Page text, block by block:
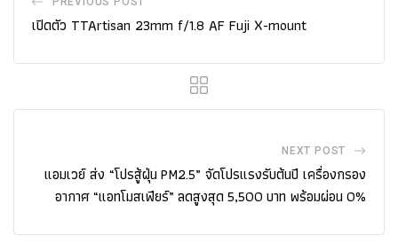
เปิดตัว TTArtisan 23mm f/1.8 AF Fuji X-mount
NEXT POST
แอมเวย์ ส่ง “โปรสู้ฝุ่น PM2.5” จัดโปรแรงรับต้นปี เครื่องกรอง
อากาศ “แอทโมสเฟียร์” ลดสูงสุด 5,500 บาท พร้อมผ่อน 0%